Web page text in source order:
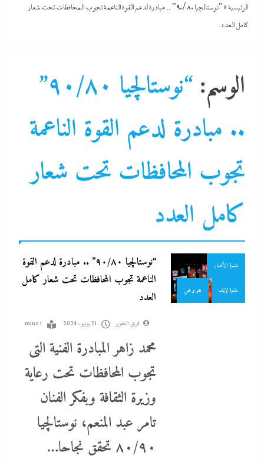
الرئيسية»
"نوستالچيا ٩٠/٨٠" .. مبادرة لدعم القوة الناعمة تجوب المحافظات تحت شعار
كامل العدد
الوسم:
“نوستالچيا ٩٠/٨٠”
.. مبادرة لدعم القوة الناعمة
تجوب المحافظات تحت شعار
كامل العدد
أي خدمة
إبداعات و مواهب
احنا في ضهرك
التحليل اللحظي
جاءنا الآن فنون
لازم تعرف
نشرة الأخبار
نشرة لايف هو و هي
“نوستالچيا ٩٠/٨٠” .. مبادرة لدعم القوة
الناعمة تجوب المحافظات تحت شعار كامل
العدد
فريق التحرير 21 يونيو، 2024 1 mins
محمد زاهر المبادرة الفنية التى
تجوب المحافظات تحت رعاية
وزيرة الثقافة وبفكر الفنان
تامر عبد المنعم، نوستالچيا
٨٠/٩٠ تحقق نجاحا…
اتهامات مخابراتية غربية: إيران تعرض “صفقة مضيق” على الصين وروسيا
لتوريطهما مباشرة في صراع هرمز بترقب أمريكي إسرائيلى